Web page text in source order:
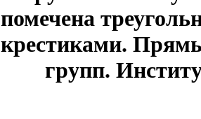
помечена
крестиками.
групп.